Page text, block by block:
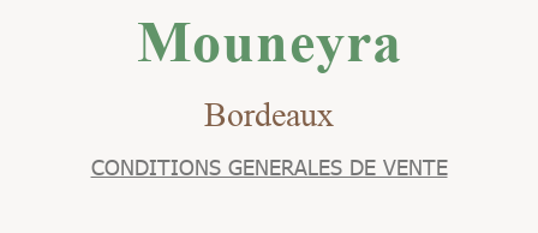
Mouneyra
Bordeaux
CONDITIONS GENERALES DE VENTE